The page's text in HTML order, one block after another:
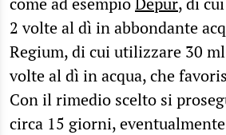
2 volte al dì in abbondante
Regium, di cui utilizzare 30
volte al dì in acqua, che
Con il rimedio scelto si
circa 15 giorni,